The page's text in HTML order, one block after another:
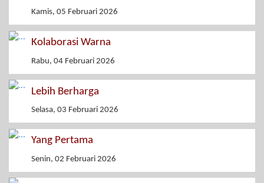
Kamis, 05 Februari 2026
Kolaborasi Warna
Rabu, 04 Februari 2026
Lebih Berharga
Selasa, 03 Februari 2026
Yang Pertama
Senin, 02 Februari 2026